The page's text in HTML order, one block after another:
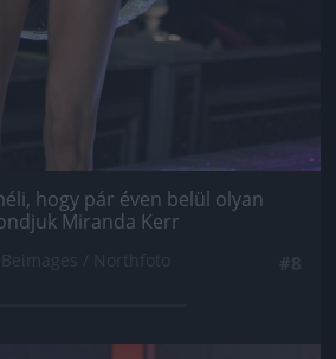
hogy pár éven belül olyan
Miranda Kerr